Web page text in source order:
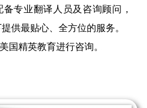
专业翻译人员及咨询顾问，
供最贴心、全方位的服务。
国精英教育进行咨询。